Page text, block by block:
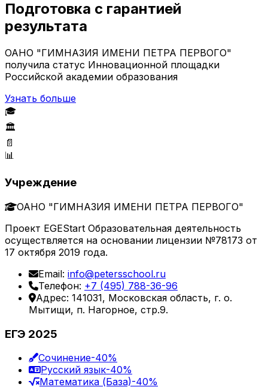
Подготовка с гарантией
результата
ОАНО "ГИМНАЗИЯ ИМЕНИ ПЕТРА ПЕРВОГО"
получила статус Инновационной площадки
Российской академии образования
Узнать больше
🎓
🏛️
📄
📊
Учреждение
ОАНО "ГИМНАЗИЯ ИМЕНИ ПЕТРА ПЕРВОГО"
Проект EGEStart Образовательная деятельность
осуществляется на основании лицензии №78173 от
17 октября 2019 года.
Email: info@petersschool.ru
Телефон: +7 (495) 788-36-96
Адрес: 141031, Московская область, г. о.
Мытищи, п. Нагорное, стр.9.
ЕГЭ 2025
Сочинение-40%
Русский язык-40%
Математика (База)-40%